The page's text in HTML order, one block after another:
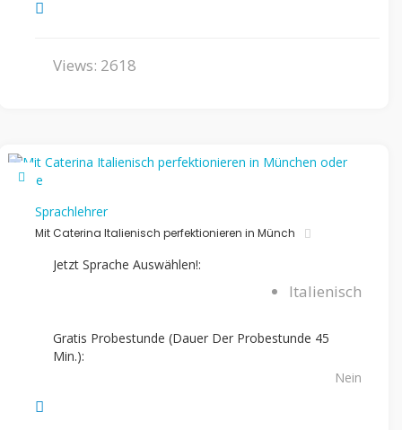
Views: 2618
Sprachlehrer
Mit Caterina Italienisch perfektionieren in Münch
Jetzt Sprache Auswählen!:
Italienisch
Gratis Probestunde (Dauer Der Probestunde 45
Min.):
Nein